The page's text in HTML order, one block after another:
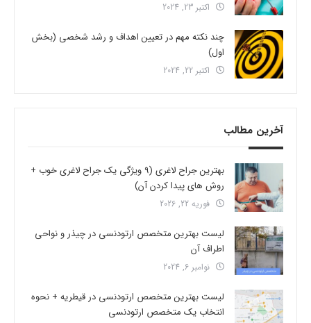
اکتبر 23, 2024
چند نکته مهم در تعیین اهداف و رشد شخصی (بخش
اول)
اکتبر 22, 2024
آخرین مطالب
بهترین جراح لاغری (9 ویژگی یک جراح لاغری خوب +
روش های پیدا کردن آن)
فوریه 22, 2026
لیست بهترین متخصص ارتودنسی در چیذر و نواحی
اطراف آن
نوامبر 6, 2024
لیست بهترین متخصص ارتودنسی در قیطریه + نحوه
انتخاب یک متخصص ارتودنسی